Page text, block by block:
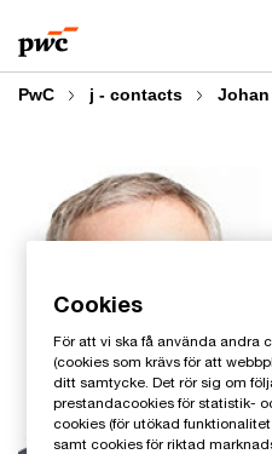
to
content
to
footer
PwC j - contacts
Cookies
För att vi ska få använda andra
(cookies som krävs för att
ditt samtycke. Det rör sig om
prestandacookies för statistik-
cookies (för utökad
samt cookies för riktad